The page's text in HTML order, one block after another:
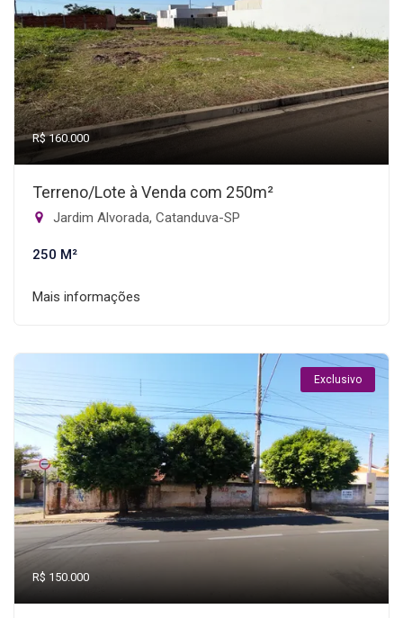
R$ 160.000
Terreno/Lote à Venda com 250m²
Jardim Alvorada, Catanduva-SP
250 M²
Mais informações
Exclusivo
R$ 150.000